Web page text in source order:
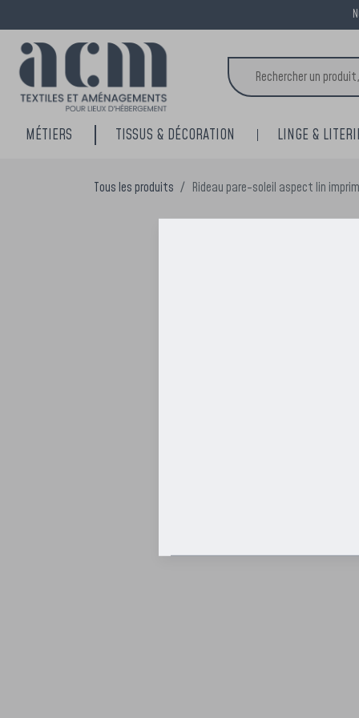
MÉTIERS TISSUS & DÉCORATION LINGE &
Tous les produits Rideau pare-soleil aspect lin